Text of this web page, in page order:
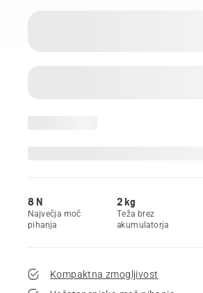
8 N
Največja moč
pihanja
2 kg
Teža brez
akumulatorja
Kompaktna zmogljivost